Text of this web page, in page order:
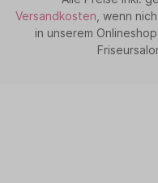
Versandkosten , wenn
in unserem